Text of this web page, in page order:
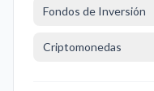
Fondos de Inversión
Criptomonedas